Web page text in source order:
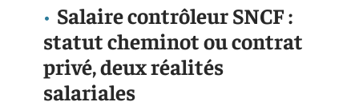
Salaire contrôleur SNCF :
statut cheminot ou contrat
privé, deux réalités
salariales